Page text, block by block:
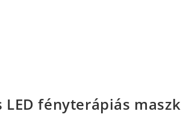
fényterápiás maszk